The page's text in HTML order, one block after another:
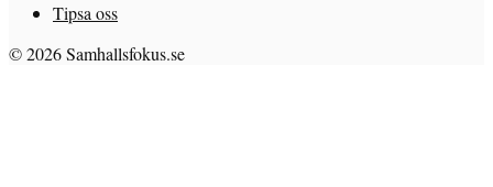
Tipsa oss
© 2026 Samhallsfokus.se